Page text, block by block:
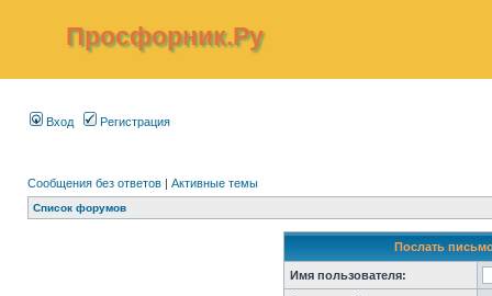
Просфорник.Ру
Вход Регистрация
Сообщения без ответов | Активные темы
Список форумов
Послать
Имя пользователя: